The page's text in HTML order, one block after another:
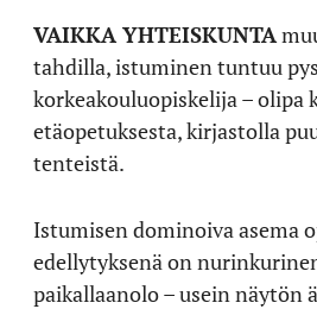
VAIKKA YHTEISKUNTA
tahdilla, istuminen tuntuu
korkeakouluopiskelija – olipa
etäopetuksesta, kirjastolla
tenteistä.
Istumisen dominoiva asema
edellytyksenä on
paikallaanolo – usein näytön